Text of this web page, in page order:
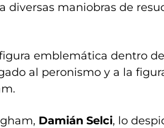
diversas maniobras de
emblemática dentro
al peronismo y a la
Damián Selci, lo